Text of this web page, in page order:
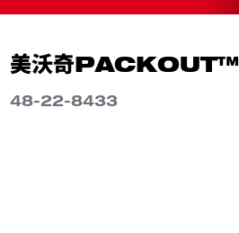
美沃奇PACKOUT™
48-22-8433